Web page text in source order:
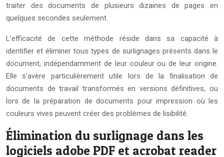
traiter des documents de plusieurs dizaines de pages en
quelques secondes seulement.
L’efficacité de cette méthode réside dans sa capacité à
identifier et éliminer tous types de surlignages présents dans le
document, indépendamment de leur couleur ou de leur origine.
Elle s’avère particulièrement utile lors de la finalisation de
documents de travail transformés en versions définitives, ou
lors de la préparation de documents pour impression où les
couleurs vives peuvent créer des problèmes de lisibilité.
Élimination du surlignage dans les
logiciels adobe PDF et acrobat reader